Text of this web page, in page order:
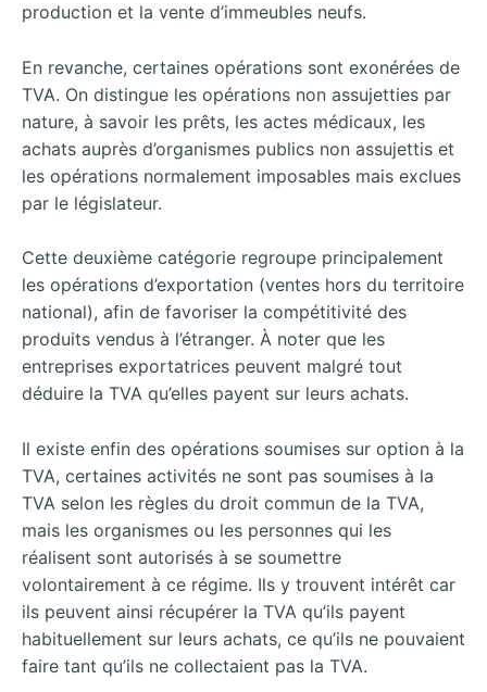
production et la vente d’immeubles neufs.
En revanche, certaines opérations sont exonérées de
TVA. On distingue les opérations non assujetties par
nature, à savoir les prêts, les actes médicaux, les
achats auprès d’organismes publics non assujettis et
les opérations normalement imposables mais exclues
par le législateur.
Cette deuxième catégorie regroupe principalement
les opérations d’exportation (ventes hors du territoire
national), afin de favoriser la compétitivité des
produits vendus à l’étranger. À noter que les
entreprises exportatrices peuvent malgré tout
déduire la TVA qu’elles payent sur leurs achats.
Il existe enfin des opérations soumises sur option à la
TVA, certaines activités ne sont pas soumises à la
TVA selon les règles du droit commun de la TVA,
mais les organismes ou les personnes qui les
réalisent sont autorisés à se soumettre
volontairement à ce régime. Ils y trouvent intérêt car
ils peuvent ainsi récupérer la TVA qu’ils payent
habituellement sur leurs achats, ce qu’ils ne pouvaient
faire tant qu’ils ne collectaient pas la TVA.